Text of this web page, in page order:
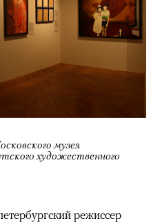
музея
художественного
режиссер